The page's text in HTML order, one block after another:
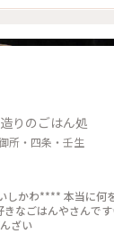
りのごはん処
所・四条・壬生
を頼んでもﾊｽﾞﾚなし ま
んやさんです✨ #京都 #烏丸 #
ざい